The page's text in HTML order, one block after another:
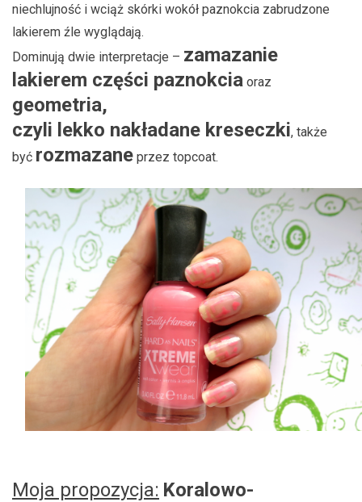
niechlujność i wciąż skórki wokół paznokcia zabrudzone
lakierem źle wyglądają.
Dominują dwie interpretacje – zamazanie
lakierem części paznokcia oraz
geometria,
czyli lekko nakładane kreseczki, także
być rozmazane przez topcoat.
Moja propozycja: Koralowo-